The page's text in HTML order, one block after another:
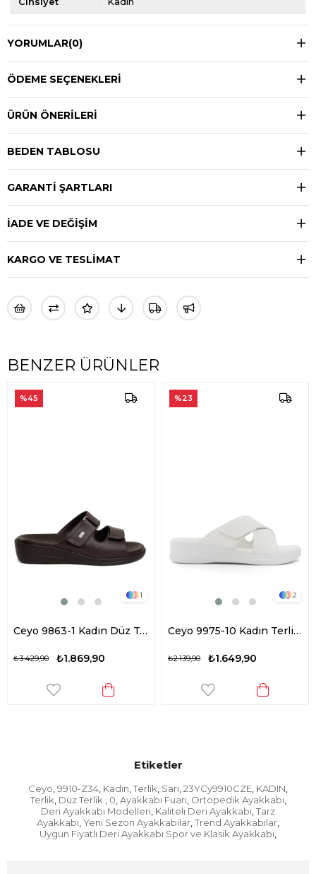
YORUMLAR(0)
ÖDEME SEÇENEKLERI
ÜRÜN ÖNERILERI
BEDEN TABLOSU
GARANTİ ŞARTLARI
İADE VE DEĞİŞİM
KARGO VE TESLİMAT
BENZER ÜRÜNLER
1
Ceyo 9863-1 Kadın Düz Terlik Kahverengi
₺1.869,90
₺3.429,90
%45
2
Ceyo 9975-10 Kadın Terlik Beyaz
₺1.649,90
₺2.139,90
%23
Etiketler
Ceyo, 9910-Z34, Kadın, Terlik, Sarı, 23YCy9910CZE, KADIN,
Terlik, Düz Terlik , 0, Ayakkabı Fuarı, Ortopedik Ayakkabı,
Deri Ayakkabı Modelleri, Kaliteli Deri Ayakkabı, Tarz
Ayakkabı, Yeni Sezon Ayakkabılar, Trend Ayakkabılar,
Uygun Fiyatlı Deri Ayakkabı Spor ve Klasik Ayakkabı,